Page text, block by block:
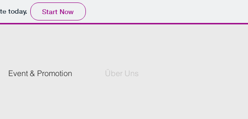
today. Start Now
Event & Promotion Über Uns